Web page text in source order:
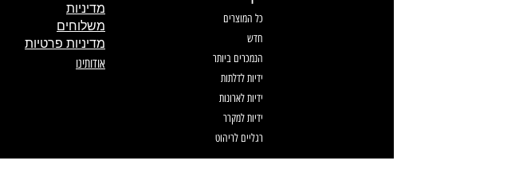
מדיניות
משלוחים
מדיניות פרטיות
אודותינו
כל המוצרים
חדש
הנמכרים ביותר
ידיות לדלתות
ידיות לארונות
ידיות למקרר
רגליים לריהוט